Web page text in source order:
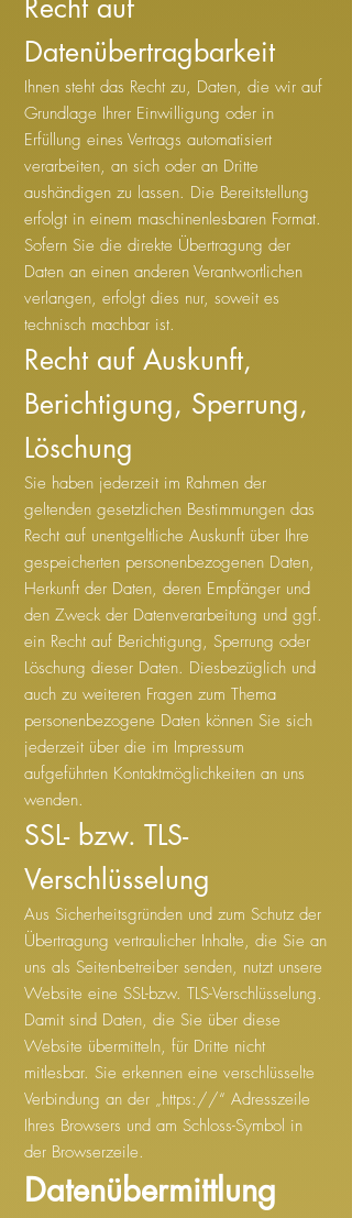
Recht auf
Datenübertragbarkeit
Ihnen steht das Recht zu, Daten, die wir auf
Grundlage Ihrer Einwilligung oder in
Erfüllung eines Vertrags automatisiert
verarbeiten, an sich oder an Dritte
aushändigen zu lassen. Die Bereitstellung
erfolgt in einem maschinenlesbaren Format.
Sofern Sie die direkte Übertragung der
Daten an einen anderen Verantwortlichen
verlangen, erfolgt dies nur, soweit es
technisch machbar ist.
Recht auf Auskunft,
Berichtigung, Sperrung,
Löschung
Sie haben jederzeit im Rahmen der
geltenden gesetzlichen Bestimmungen das
Recht auf unentgeltliche Auskunft über Ihre
gespeicherten personenbezogenen Daten,
Herkunft der Daten, deren Empfänger und
den Zweck der Datenverarbeitung und ggf.
ein Recht auf Berichtigung, Sperrung oder
Löschung dieser Daten. Diesbezüglich und
auch zu weiteren Fragen zum Thema
personenbezogene Daten können Sie sich
jederzeit über die im Impressum
aufgeführten Kontaktmöglichkeiten an uns
wenden.
SSL- bzw. TLS-
Verschlüsselung
Aus Sicherheitsgründen und zum Schutz der
Übertragung vertraulicher Inhalte, die Sie an
uns als Seitenbetreiber senden, nutzt unsere
Website eine SSL-bzw. TLS-Verschlüsselung.
Damit sind Daten, die Sie über diese
Website übermitteln, für Dritte nicht
mitlesbar. Sie erkennen eine verschlüsselte
Verbindung an der „https://“ Adresszeile
Ihres Browsers und am Schloss-Symbol in
der Browserzeile.
Datenübermittlung